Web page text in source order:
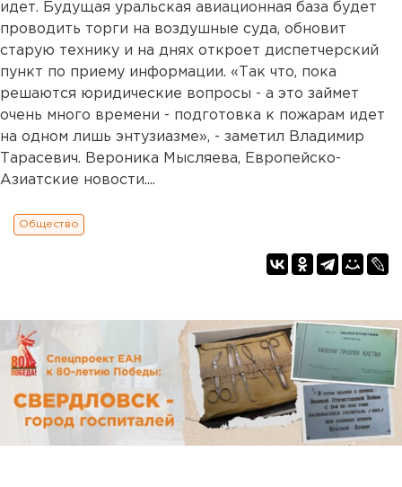
идет. Будущая уральская авиационная база будет
проводить торги на воздушные суда, обновит
старую технику и на днях откроет диспетчерский
пункт по приему информации. «Так что, пока
решаются юридические вопросы - а это займет
очень много времени - подготовка к пожарам идет
на одном лишь энтузиазме», - заметил Владимир
Тарасевич. Вероника Мысляева, Европейско-
Азиатские новости....
Общество